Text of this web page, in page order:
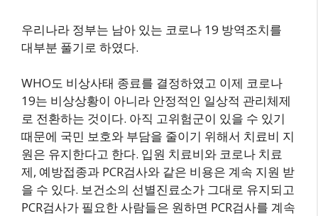
우리나라 정부는 남아 있는 코로나 19 방역조치를
대부분 풀기로 하였다.
WHO도 비상사태 종료를 결정하였고 이제 코로나
19는 비상상황이 아니라 안정적인 일상적 관리체제
로 전환하는 것이다. 아직 고위험군이 있을 수 있기
때문에 국민 보호와 부담을 줄이기 위해서 치료비 지
원은 유지한다고 한다. 입원 치료비와 코로나 치료
제, 예방접종과 PCR검사와 같은 비용은 계속 지원 받
을 수 있다. 보건소의 선별진료소가 그대로 유지되고
PCR검사가 필요한 사람들은 원하면 PCR검사를 계속